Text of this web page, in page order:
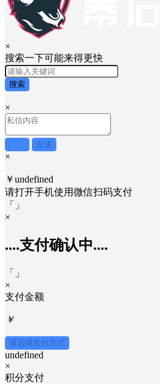
×
搜索一下可能来得更快
搜索
×
发送
×
￥undefined
请打开手机使用微信扫码支付
「
」
×
....支付确认中....
「
」
×
支付金额
￥
请选择支付方式
undefined
×
积分支付